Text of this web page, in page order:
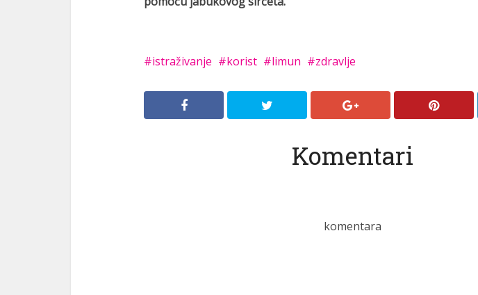
istraživanje korist limun zdravlje
Komentari
komentara